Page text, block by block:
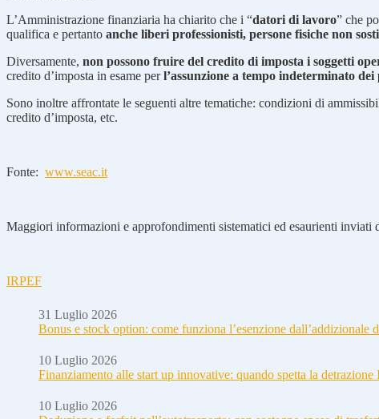
L’Amministrazione finanziaria ha chiarito che i “datori di lavoro” che
qualifica e pertanto anche liberi professionisti, persone fisiche non
Diversamente, non possono fruire del credito di imposta i soggetti
credito d’imposta in esame perl’assunzione a tempo indeterminato
Sono inoltre affrontate le seguenti altre tematiche: condizioni di
credito d’imposta, etc.
Fonte: www.seac.it
Maggiori informazioni e approfondimenti sistematici ed esaurienti inviati
IRPEF
31 Luglio 2026
Bonus e stock option: come funziona l’esenzione dall’addizionale
10 Luglio 2026
Finanziamento alle start up innovative: quando spetta la
10 Luglio 2026